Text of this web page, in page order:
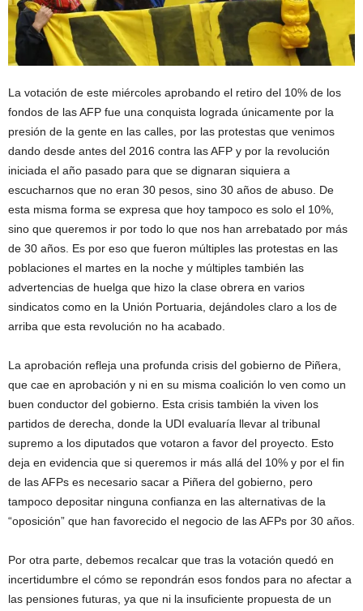
La votación de este miércoles aprobando el retiro del 10% de los
fondos de las AFP fue una conquista lograda únicamente por la
presión de la gente en las calles, por las protestas que venimos
dando desde antes del 2016 contra las AFP y por la revolución
iniciada el año pasado para que se dignaran siquiera a
escucharnos que no eran 30 pesos, sino 30 años de abuso. De
esta misma forma se expresa que hoy tampoco es solo el 10%,
sino que queremos ir por todo lo que nos han arrebatado por más
de 30 años. Es por eso que fueron múltiples las protestas en las
poblaciones el martes en la noche y múltiples también las
advertencias de huelga que hizo la clase obrera en varios
sindicatos como en la Unión Portuaria, dejándoles claro a los de
arriba que esta revolución no ha acabado.
La aprobación refleja una profunda crisis del gobierno de Piñera,
que cae en aprobación y ni en su misma coalición lo ven como un
buen conductor del gobierno. Esta crisis también la viven los
partidos de derecha, donde la UDI evaluaría llevar al tribunal
supremo a los diputados que votaron a favor del proyecto. Esto
deja en evidencia que si queremos ir más allá del 10% y por el fin
de las AFPs es necesario sacar a Piñera del gobierno, pero
tampoco depositar ninguna confianza en las alternativas de la
“oposición” que han favorecido el negocio de las AFPs por 30 años.
Por otra parte, debemos recalcar que tras la votación quedó en
incertidumbre el cómo se repondrán esos fondos para no afectar a
las pensiones futuras, ya que ni la insuficiente propuesta de un